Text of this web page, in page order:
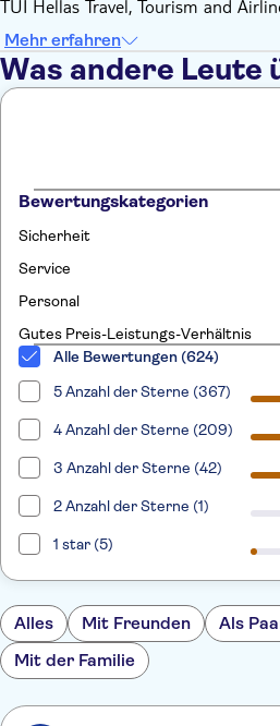
TUI Hellas Travel, Tourism and
Mehr erfahren
Was andere Leute
Bewertungskategorien
Sicherheit
Service
Personal
Gutes Preis-Leistungs-Verhältnis
Alle Bewertungen (624)
5 Anzahl der Sterne (367)
4 Anzahl der Sterne (209)
3 Anzahl der Sterne (42)
2 Anzahl der Sterne (1)
1 star (5)
Alles Mit Freunden Als
Mit der Familie